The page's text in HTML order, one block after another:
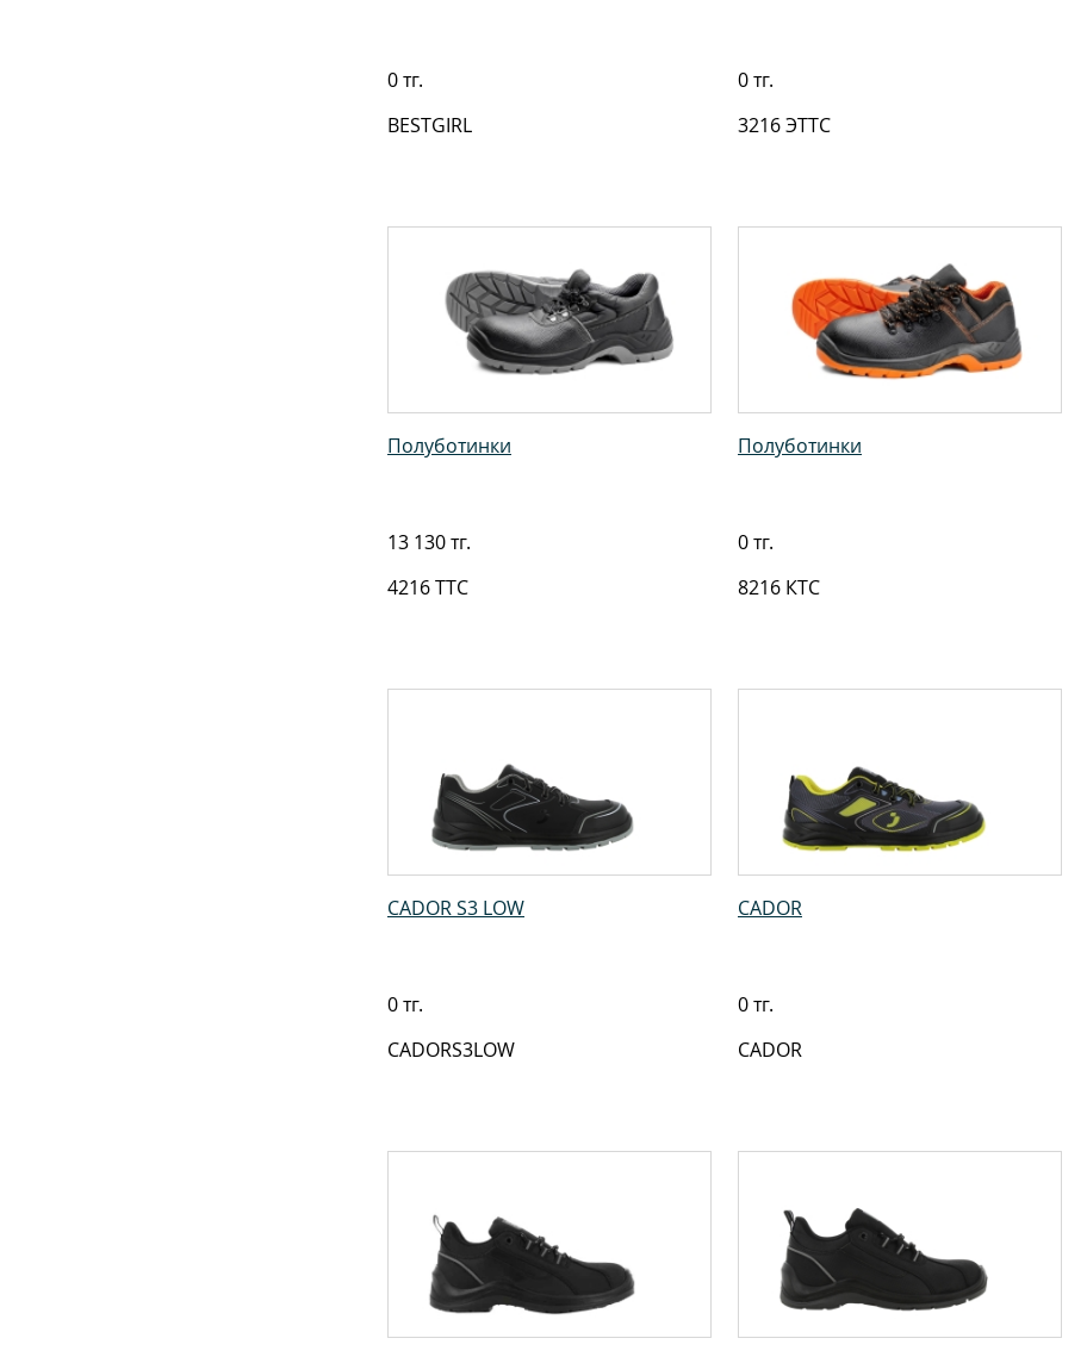
0 тг.
BESTGIRL
0 тг.
3216 ЭТТС
Полуботинки
13 130 тг.
4216 ТТС
Полуботинки
0 тг.
8216 КТС
CADOR S3 LOW
0 тг.
CADORS3LOW
CADOR
0 тг.
CADOR